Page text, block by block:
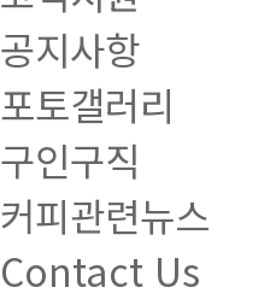
공지사항
포토갤러리
구인구직
커피관련뉴스
Contact Us